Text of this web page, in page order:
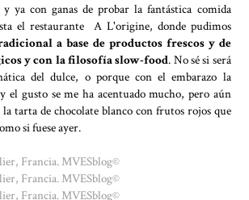
ya con ganas de probar la fantástica comida
el restaurante A L'origine, donde pudimos
a base de productos frescos y de
y con la filosofía slow-food. No sé si será
del dulce, o porque con el embarazo la
el gusto se me ha acentuado mucho, pero aún
la tarta de chocolate blanco con frutos rojos que
si fuese ayer.